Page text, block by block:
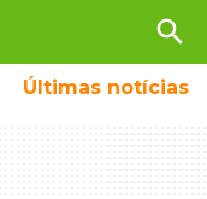
search
Últimas notícias